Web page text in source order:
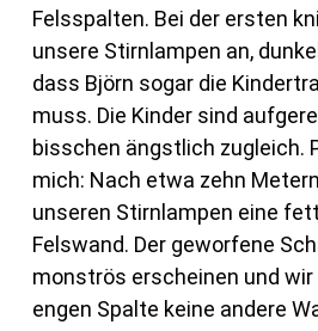
Felsspalten. Bei der ersten
unsere Stirnlampen an,
dass Björn sogar die
muss. Die Kinder sind
bisschen ängstlich zugleich.
mich: Nach etwa zehn
unseren Stirnlampen eine
Felswand. Der geworfene
monströs erscheinen und wir
engen Spalte keine andere